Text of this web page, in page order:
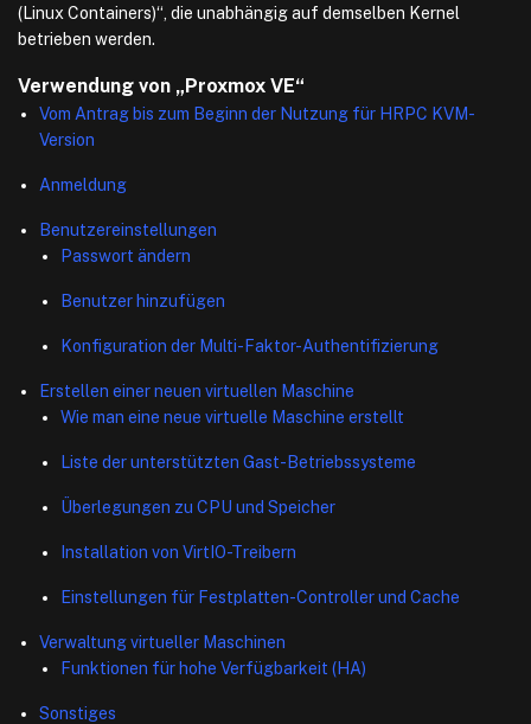
(Linux Containers)“, die unabhängig auf demselben Kernel
betrieben werden.
Verwendung von „Proxmox VE“
Vom Antrag bis zum Beginn der Nutzung für HRPC KVM-
Version
Anmeldung
Benutzereinstellungen
Passwort ändern
Benutzer hinzufügen
Konfiguration der Multi-Faktor-Authentifizierung
Erstellen einer neuen virtuellen Maschine
Wie man eine neue virtuelle Maschine erstellt
Liste der unterstützten Gast-Betriebssysteme
Überlegungen zu CPU und Speicher
Installation von VirtIO-Treibern
Einstellungen für Festplatten-Controller und Cache
Verwaltung virtueller Maschinen
Funktionen für hohe Verfügbarkeit (HA)
Sonstiges